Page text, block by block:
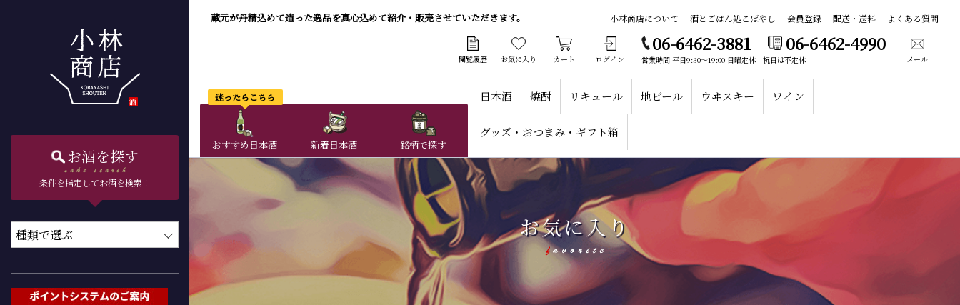
お酒を探す
条件を指定してお酒を検索！
蔵元が丹精込めて造った逸品を真心込めて紹介・販売させていただきます。 小林商店について 酒とごはん処こばやし 会員登録 配送・送料 よくある質問
閲覧履歴 お気に入り カート ログイン
06-6462-3881
営業時間 平日9:30～19:00 日曜定休 祝日は不定休
06-6462-4990
メール
おすすめ日本酒
迷ったらこちら
新着日本酒 銘柄で探す
日本酒 焼酎 リキュール 地ビール ウヰスキー ワイン
グッズ・おつまみ・ギフト箱
お気に入り